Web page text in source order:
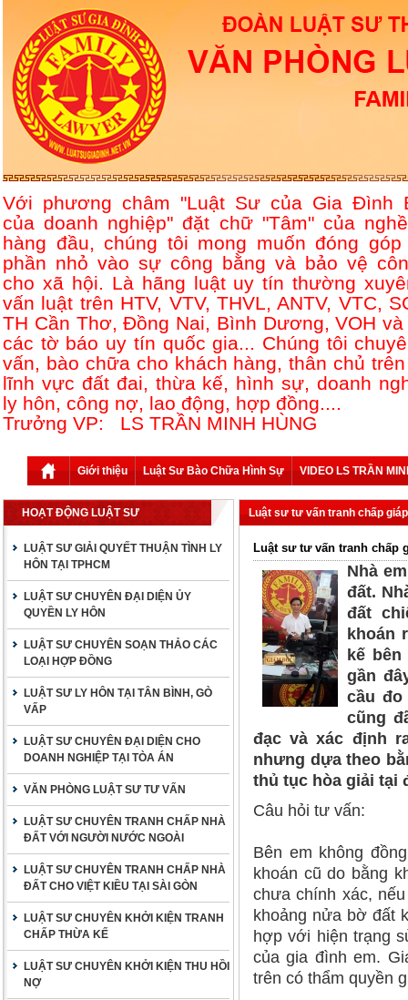
Với phương châm "Luật Sư của Gia Đình
của doanh nghiệp" đặt chữ "Tâm" của
hàng đầu, chúng tôi mong muốn đóng góp
phần nhỏ vào sự công bằng và bảo vệ
cho xã hội. Là hãng luật uy tín thường
vấn luật trên HTV, VTV, THVL, ANTV, VTC,
TH Cần Thơ, Đồng Nai, Bình Dương, VOH và
các tờ báo uy tín quốc gia... Chúng tôi
vấn, bào chữa cho khách hàng, thân chủ
lĩnh vực đất đai, thừa kế, hình sự, doanh
ly hôn, công nợ, lao động, hợp đồng....
Trưởng VP: LS TRẦN MINH HÙNG
Giới thiệu Luật Sư Bào Chữa Hình Sự VIDEO LS TRẦN
HOẠT ĐỘNG LUẬT SƯ
LUẬT SƯ GIẢI QUYẾT THUẬN TÌNH LY
HÔN TẠI TPHCM
LUẬT SƯ CHUYÊN ĐẠI DIỆN ỦY
QUYỀN LY HÔN
LUẬT SƯ CHUYÊN SOẠN THẢO CÁC
LOẠI HỢP ĐỒNG
LUẬT SƯ LY HÔN TẠI TÂN BÌNH, GÒ
VẤP
LUẬT SƯ CHUYÊN ĐẠI DIỆN CHO
DOANH NGHIỆP TẠI TÒA ÁN
VĂN PHÒNG LUẬT SƯ TƯ VẤN
LUẬT SƯ CHUYÊN TRANH CHẤP NHÀ
ĐẤT VỚI NGƯỜI NƯỚC NGOÀI
LUẬT SƯ CHUYÊN TRANH CHẤP NHÀ
ĐẤT CHO VIỆT KIỀU TẠI SÀI GÒN
LUẬT SƯ CHUYÊN KHỞI KIỆN TRANH
CHẤP THỪA KẾ
LUẬT SƯ CHUYÊN KHỞI KIỆN THU HỒI
NỢ
Luật sư tư vấn tranh chấp
Luật sư tư vấn tranh chấp
Nhà
đất.
đất
khoán
kế
gần
cầu đo
cũng
đạc và xác định
nhưng dựa theo
thủ tục hòa giải tại
Câu hỏi tư vấn:
Bên em không
khoán cũ do bằng
chưa chính xác,
khoảng nửa bờ đất
hợp với hiện trạng
của gia đình em.
trên có thẩm quyền